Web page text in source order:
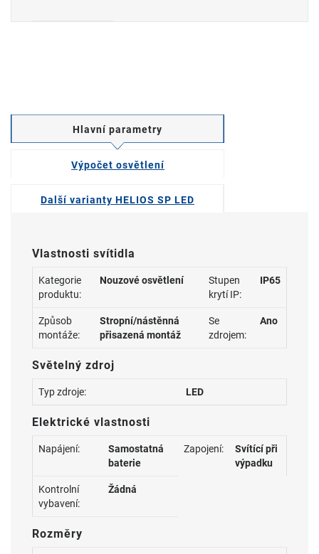
Hlavní parametry
Výpočet osvětlení
Další varianty HELIOS SP LED
Vlastnosti svítidla
Kategorie
produktu:
Nouzové osvětlení
Stupen
krytí IP:
IP65
Způsob
montáže:
Stropní/nástěnná
přisazená montáž
Se
zdrojem:
Ano
Světelný zdroj
Typ zdroje: LED
Elektrické vlastnosti
Napájení:
Samostatná
baterie
Zapojení:
Svítící při
výpadku
Kontrolní
vybavení:
Žádná
Rozměry